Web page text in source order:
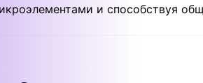
и способствуя